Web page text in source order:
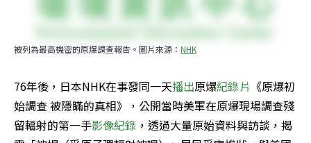
被列為最高機密的原爆調查報告。圖片來源： NHK
76年後，日本NHK在事發同一天播出原爆紀錄片 《原爆初
始調查 被隱瞞的真相》，公開當時美軍在原爆現場調查殘
留輻射的第一手影像紀錄 ，透過大量原始資料與訪談，揭